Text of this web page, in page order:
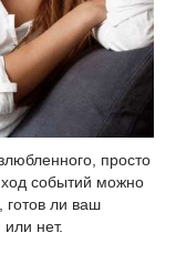
просто
событий можно
готов ли ваш
нет.